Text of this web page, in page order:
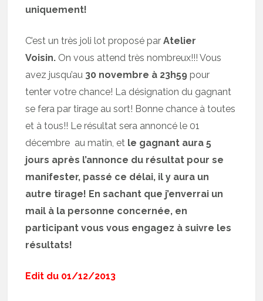
uniquement!
C’est un très joli lot proposé parAtelier
Voisin. On vous attend très nombreux!!! Vous
avez jusqu’au 30 novembre à 23h59 pour
tenter votre chance! La désignation du gagnant
se fera par tirage au sort! Bonne chance à toutes
et à tous!! Le résultat sera annoncé le 01
décembre au matin, et le gagnant aura 5
jours après l’annonce du résultat pour se
manifester, passé ce délai, il y aura un
autre tirage! En sachant que j’enverrai un
mail à la personne concernée, en
participant vous vous engagez à suivre les
résultats!
Edit du 01/12/2013